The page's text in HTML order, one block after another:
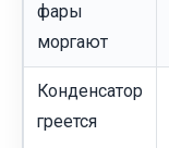
фары
моргают
Конденсатор
греется